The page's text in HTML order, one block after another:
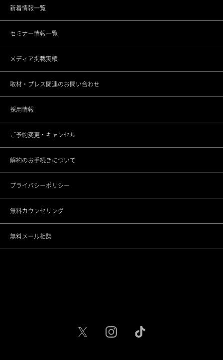
東銀座院
銀座ANNEX院
上野院
町田院
立川院
横浜院
大宮院
千葉院
名古屋駅前院
名古屋駅栄院
スポーツ応援活動
CSRの取り組み
調査データアーカイブ
未成年者さまのご契約について
新着情報一覧
セミナー情報一覧
メディア掲載実績
取材・プレス関連のお問い合わせ
採用情報
ご予約変更・キャンセル
解約のお手続きについて
プライバシーポリシー
無料カウンセリング
無料メール相談